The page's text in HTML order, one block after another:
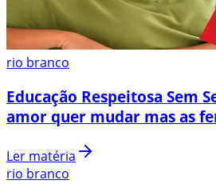
rio branco
Educação Respeitosa Sem
amor quer mudar mas as
Ler matéria
rio branco